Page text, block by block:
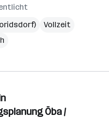
Vollzeit
Öba /